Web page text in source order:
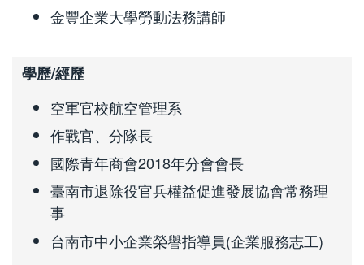
金豐企業大學勞動法務講師
學歷/經歷
空軍官校航空管理系
作戰官、分隊長
國際青年商會2018年分會會長
臺南市退除役官兵權益促進發展協會常務理
事
台南市中小企業榮譽指導員(企業服務志工)